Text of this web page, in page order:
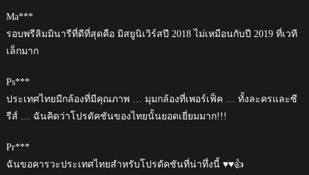
Ma***
รอบพรีลิมมินารีที่ดีที่สุดคือ มิสยูนิเวิร์สปี 2018 ไม่เหมือนกับปี 2019 ที่เวที
เล็กมาก
Ps***
ประเทศไทยมีกล้องที่มีคุณภาพ … มุมกล้องที่เพอร์เฟ็ค … ทั้งละครและซี
รีส์ … ฉันคิดว่าโปรดัคชันของไทยนั้นยอดเยี่ยมมาก!!!
Pr***
ฉันขอคารวะประเทศไทยสำหรับโปรดัคชันที่น่าทึ่งนี้ ♥️♥️👍